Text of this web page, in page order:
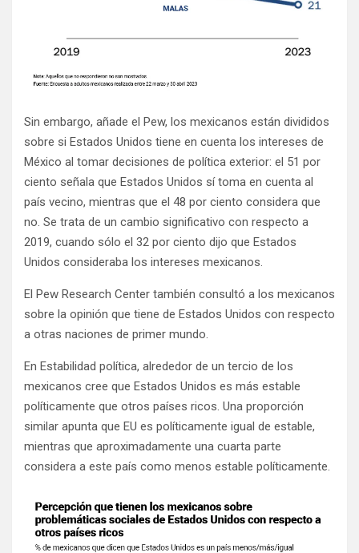
Sin embargo, añade el Pew, los mexicanos están divididos
sobre si Estados Unidos tiene en cuenta los intereses de
México al tomar decisiones de política exterior: el 51 por
ciento señala que Estados Unidos sí toma en cuenta al
país vecino, mientras que el 48 por ciento considera que
no. Se trata de un cambio significativo con respecto a
2019, cuando sólo el 32 por ciento dijo que Estados
Unidos consideraba los intereses mexicanos.
El Pew Research Center también consultó a los mexicanos
sobre la opinión que tiene de Estados Unidos con respecto
a otras naciones de primer mundo.
En Estabilidad política, alrededor de un tercio de los
mexicanos cree que Estados Unidos es más estable
políticamente que otros países ricos. Una proporción
similar apunta que EU es políticamente igual de estable,
mientras que aproximadamente una cuarta parte
considera a este país como menos estable políticamente.